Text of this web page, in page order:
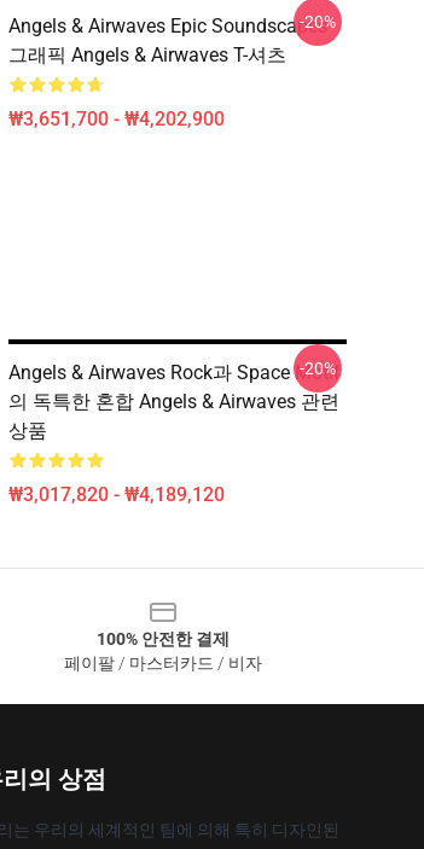
Angels & Airwaves Epic Soundscapes
그래픽 Angels & Airwaves T-셔츠
₩3,651,700 - ₩4,202,900
-20%
Angels & Airwaves Rock과 Space Motif
의 독특한 혼합 Angels & Airwaves 관련
상품
₩3,017,820 - ₩4,189,120
-20%
100% 안전한 결제
페이팔 / 마스터카드 / 비자
의 상점
는 우리의 세계적인 팀에 의해 특히 디자인된